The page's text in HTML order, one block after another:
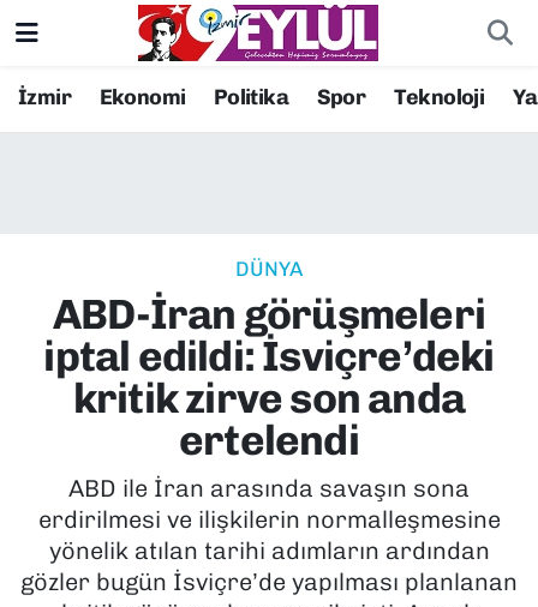
İzmir Ekonomi Politika Spor Teknoloji
DÜNYA
ABD-İran görüşmeleri
iptal edildi: İsviçre’deki
kritik zirve son anda
ertelendi
ABD ile İran arasında savaşın sona
erdirilmesi ve ilişkilerin normalleşmesine
yönelik atılan tarihi adımların ardından
gözler bugün İsviçre’de yapılması planlanan
Resmi İlanlar
EKONOMİ
KÜLTÜR SANAT
POLİTİKA
SAĞLIK
Konak Nöbetçi Eczaneler
Süper Lig Puan Durumu ve Fikstür
Tüm Manşetler
Son Dakika Haberleri
Haber Arşivi